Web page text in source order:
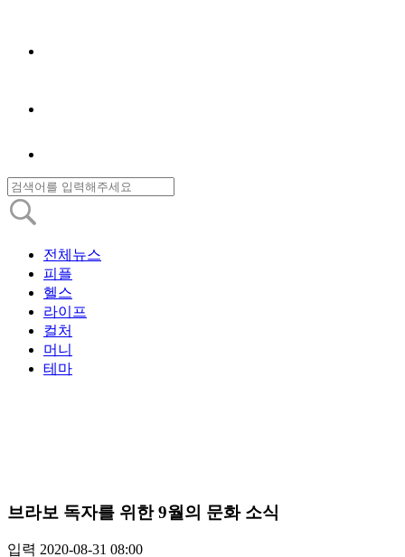
전체뉴스
피플
헬스
라이프
컬처
머니
테마
브라보 독자를 위한 9월의 문화 소식
입력 2020-08-31 08:00